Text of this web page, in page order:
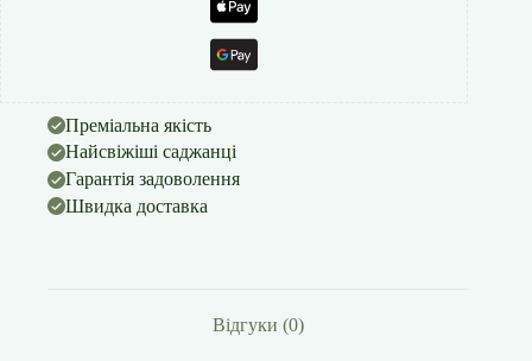
Преміальна якість
Найсвіжіші саджанці
Гарантія задоволення
Швидка доставка
Відгуки (0)